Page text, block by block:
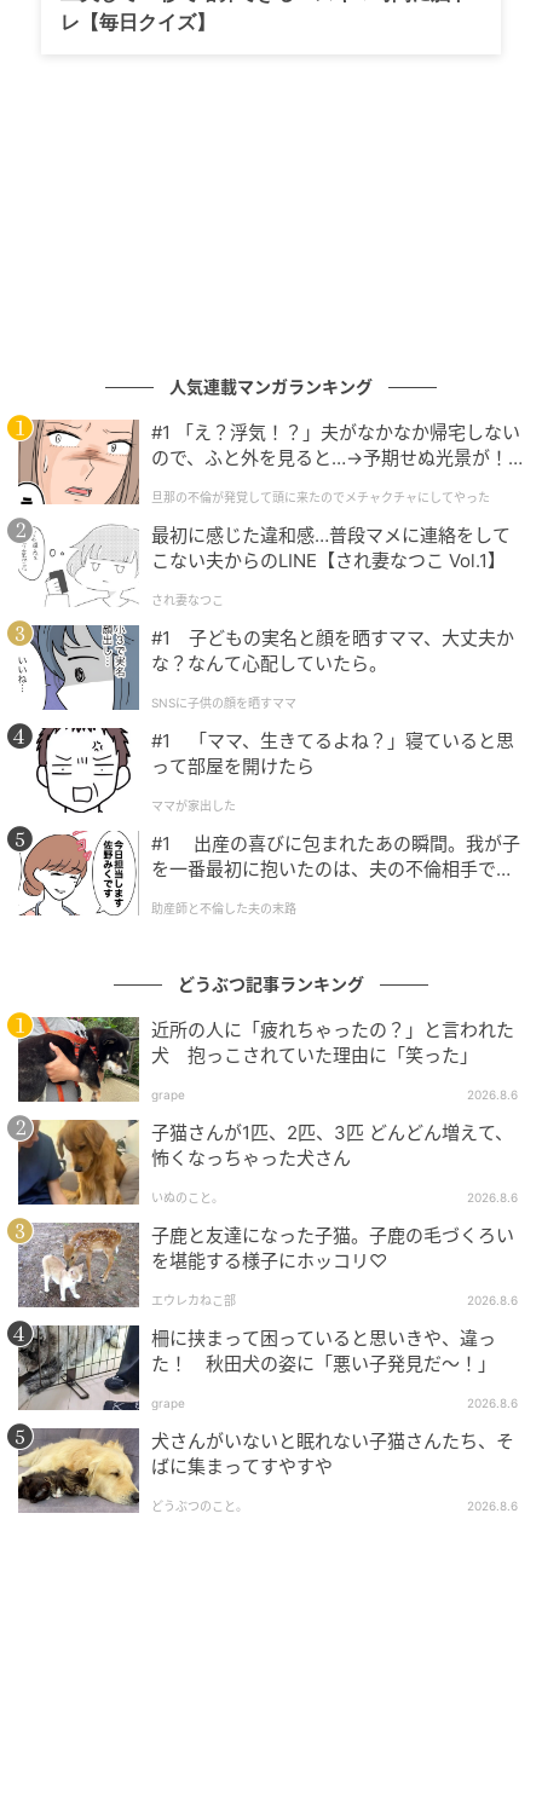
くんです。 市川市消防局の公式Xでは、サル山にロープ
content/uploads/2026/05/Oqx-ZyPql3FSir8Y.mp4
市川市消防局公式X（@ichikawa_shobo）より
広がる再利用の輪。次は「コースター」
に！？
消防局の担当者によると、ホースの再利用については
ほかにも考案中で、現在は「コースター」などに加工
できないか、試作を重ねている最中なのだとか。
市民の安全を守ってきたホースが、あるときは動物た
ちを笑顔にし、あるときは私たちの生活雑貨に生まれ
変わる。そんな市川市の温かいアップサイクルの取り
組みに、これからも注目が集まりそうです。
ライターコメント
廃棄ホースの再利用は余計にコストがかかるなどの問
な最高な使い道があったなんて！丈夫なホースは、力
強い動物たちの遊び相手にぴったりなのでしょう。パ
ンチくんが足だけでぶら下がる「神業」を見せてくれ
たのも、消防局の皆さんの協力があってこそ。コース
ターなどの試作も進んでいるとのことで、市川市発の
「ホース・アップサイクル」がどのように広がってい
くのか楽しみです。
＜ライタープロフィル＞
2004年に産経新聞社へ入社。静岡、仙台での事件取材
を経て、東京社会部では厚生労働省を担当、派遣労働
問題などの社会課題を深く掘り下げる。また、特異な
キャリアとして法廷画家を兼務し、数多くの法廷画を
手掛けてきた。その後、産経新聞社が発行していたタ
ブロイド紙「SANKEI EX」にてブランド、旅、食をテ
レ【毎日クイズ】
人気連載マンガランキング
#1 「え？浮気！？」夫がなかなか帰宅しない
ので、ふと外を見ると…→予期せぬ光景が！
クチャにしてやった
旦那の不倫が発覚して頭に来たのでメチャクチャにしてやった
最初に感じた違和感…普段マメに連絡をして
こない夫からのLINE【され妻なつこ Vol.1】
され妻なつこ
#1 子どもの実名と顔を晒すママ、大丈夫か
な？なんて心配していたら。
SNSに子供の顔を晒すママ
#1 「ママ、生きてるよね？」寝ていると思
って部屋を開けたら
ママが家出した
#1 出産の喜びに包まれたあの瞬間。我が子
を一番最初に抱いたのは、夫の不倫相手でし
助産師と不倫した夫の末路
どうぶつ記事ランキング
近所の人に「疲れちゃったの？」と言われた
犬 抱っこされていた理由に「笑った」
grape 2026.8.6
子猫さんが1匹、2匹、3匹 どんどん増えて、
怖くなっちゃった犬さん
いぬのこと。 2026.8.6
子鹿と友達になった子猫。子鹿の毛づくろい
を堪能する様子にホッコリ♡
エウレカねこ部 2026.8.6
柵に挟まって困っていると思いきや、違っ
た！ 秋田犬の姿に「悪い子発見だ～！」
grape 2026.8.6
犬さんがいないと眠れない子猫さんたち、そ
ばに集まってすやすや
どうぶつのこと。 2026.8.6